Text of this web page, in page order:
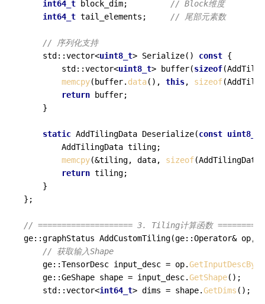
int64_t block_dim; // Block维度
int64_t tail_elements; // 尾部元素数
// 序列化支持
std::vector<uint8_t> Serialize() const {
std::vector<uint8_t> buffer(sizeof
memcpy(buffer. data(), this, sizeof
return buffer;
    }
static AddTilingData Deserialize(const uint8_t
        AddTilingData tiling;
memcpy(&tiling, data, sizeof
return tiling;
    }
};
// ==================== 3. Tiling计算函数
ge::graphStatus AddCustomTiling(ge::Operator& op,
// 获取输入Shape
    ge::TensorDesc input_desc = op.
    ge::GeShape shape = input_desc.
GetShape();
    std::vector<
int64_t> dims = shape.GetDims ();